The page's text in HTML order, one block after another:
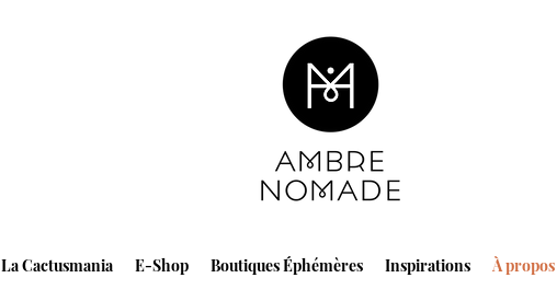
La Cactusmania E-Shop Boutiques Éphémères Inspirations À propos